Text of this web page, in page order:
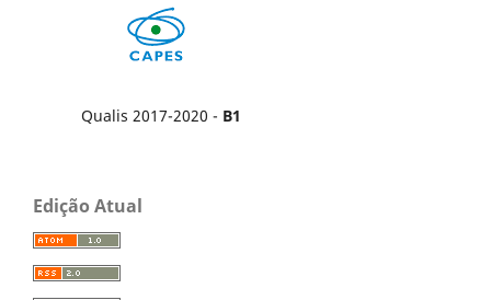
Qualis 2017-2020 - B1
Edição Atual